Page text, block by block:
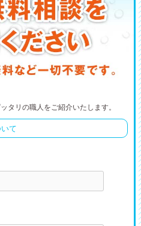
タリの職人をご紹介いたします。
て